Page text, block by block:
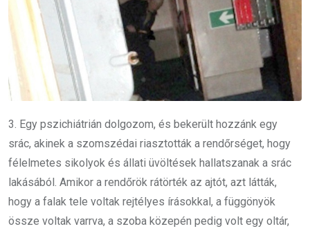
3. Egy pszichiátrián dolgozom, és bekerült hozzánk egy
srác, akinek a szomszédai riasztották a rendőrséget, hogy
félelmetes sikolyok és állati üvöltések hallatszanak a srác
lakásából. Amikor a rendőrök rátörték az ajtót, azt látták,
hogy a falak tele voltak rejtélyes írásokkal, a függönyök
össze voltak varrva, a szoba közepén pedig volt egy oltár,